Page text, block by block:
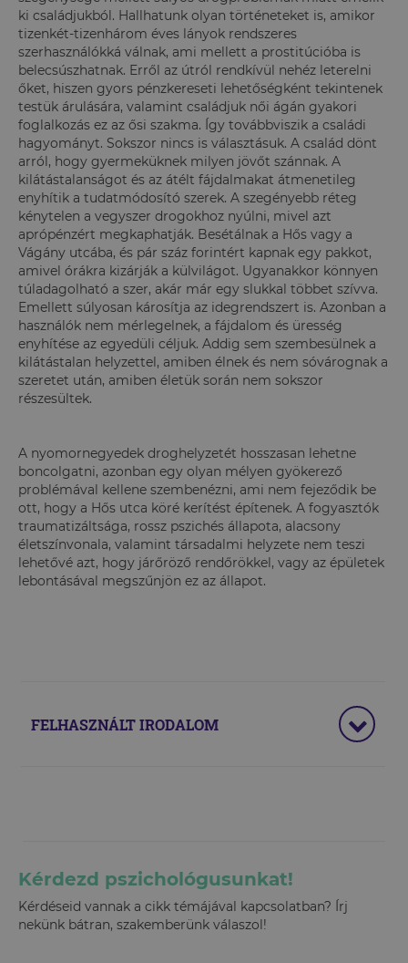
ki családjukból. Hallhatunk olyan történeteket is, amikor
tizenkét-tizenhárom éves lányok rendszeres
szerhasználókká válnak, ami mellett a prostitúcióba is
belecsúszhatnak. Erről az útról rendkívül nehéz leterelni
őket, hiszen gyors pénzkereseti lehetőségként tekintenek
testük árulására, valamint családjuk női ágán gyakori
foglalkozás ez az ősi szakma. Így továbbviszik a családi
hagyományt. Sokszor nincs is választásuk. A család dönt
arról, hogy gyermeküknek milyen jövőt szánnak. A
kilátástalanságot és az átélt fájdalmakat átmenetileg
enyhítik a tudatmódosító szerek. A szegényebb réteg
kénytelen a vegyszer drogokhoz nyúlni, mivel azt
aprópénzért megkaphatják. Besétálnak a Hős vagy a
Vágány utcába, és pár száz forintért kapnak egy pakkot,
amivel órákra kizárják a külvilágot. Ugyanakkor könnyen
túladagolható a szer, akár már egy slukkal többet szívva.
Emellett súlyosan károsítja az idegrendszert is. Azonban a
használók nem mérlegelnek, a fájdalom és üresség
enyhítése az egyedüli céljuk. Addig sem szembesülnek a
kilátástalan helyzettel, amiben élnek és nem sóvárognak a
szeretet után, amiben életük során nem sokszor
részesültek.
A nyomornegyedek droghelyzetét hosszasan lehetne
boncolgatni, azonban egy olyan mélyen gyökerező
problémával kellene szembenézni, ami nem fejeződik be
ott, hogy a Hős utca köré kerítést építenek. A fogyasztók
traumatizáltsága, rossz pszichés állapota, alacsony
életszínvonala, valamint társadalmi helyzete nem teszi
lehetővé azt, hogy járőröző rendőrökkel, vagy az épületek
lebontásával megszűnjön ez az állapot.
FELHASZNÁLT IRODALOM
Kérdezd pszichológusunkat!
Kérdéseid vannak a cikk témájával kapcsolatban? Írj
nekünk bátran, szakemberünk válaszol!